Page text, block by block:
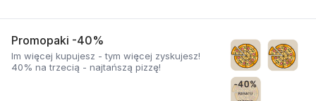
Promopaki -40%
Im więcej kupujesz - tym więcej zyskujesz!
40% na trzecią - najtańszą pizzę!